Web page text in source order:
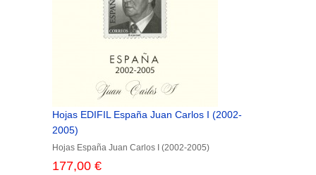
Hojas EDIFIL España Juan Carlos I (2002-
2005)
Hojas España Juan Carlos I (2002-2005)
177,00 €